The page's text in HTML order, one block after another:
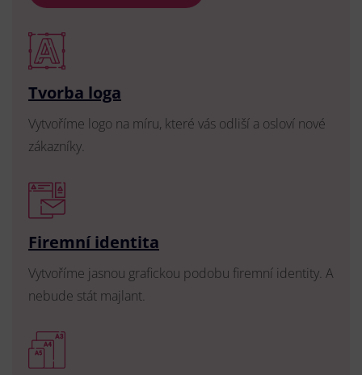
Tvorba loga
Vytvoříme logo na míru, které vás odliší a osloví nové
zákazníky.
Firemní identita
Vytvoříme jasnou grafickou podobu firemní identity. A
nebude stát majlant.